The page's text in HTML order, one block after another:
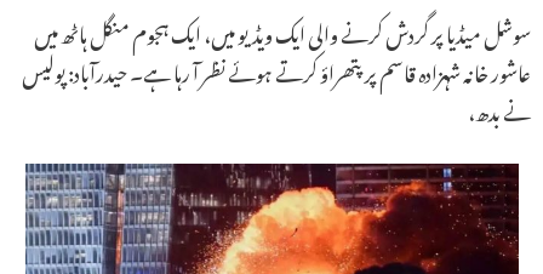
سوشل میڈیا پر گردش کرنے والی ایک ویڈیو میں، ایک ہجوم منگل ہاٹھ میں
عاشور خانہ شہزادہ قاسم پر پتھراؤ کرتے ہوئے نظر آ رہا ہے۔ حیدرآباد: پولیس
نے بدھ،